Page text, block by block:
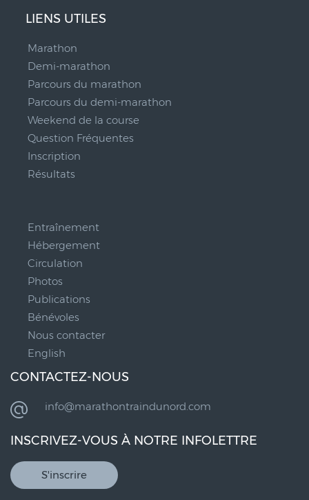
LIENS UTILES
Marathon
Demi-marathon
Parcours du marathon
Parcours du demi-marathon
Weekend de la course
Question Fréquentes
Inscription
Résultats
Entraînement
Hébergement
Circulation
Photos
Publications
Bénévoles
Nous contacter
English
CONTACTEZ-NOUS
info@marathontraindunord.com
INSCRIVEZ-VOUS À NOTRE INFOLETTRE
S'inscrire